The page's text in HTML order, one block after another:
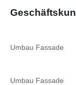
Umbau Fassade
Umbau Fassade